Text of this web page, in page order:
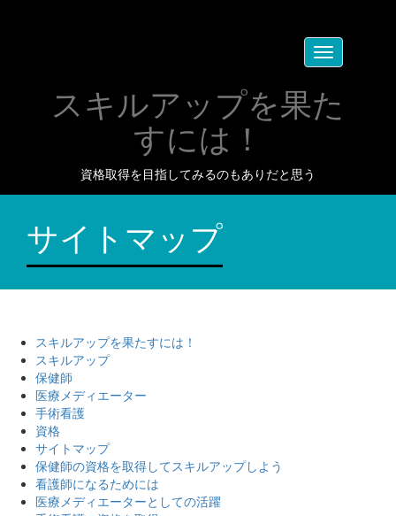
Toggle
navigation
スキルアップを果た
すには！
資格取得を目指してみるのもありだと思う
サイトマップ
スキルアップを果たすには！
スキルアップ
保健師
医療メディエーター
手術看護
資格
サイトマップ
保健師の資格を取得してスキルアップしよう
看護師になるためには
医療メディエーターとしての活躍